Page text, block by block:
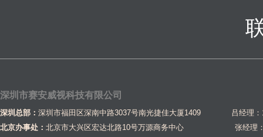
深圳市赛安威视科技有限公司
深圳总部： 深圳市福田区深南中路3037号南光捷佳大厦1409 吕经理：
北京办事处： 北京市大兴区宏达北路10号万源商务中心
张经理